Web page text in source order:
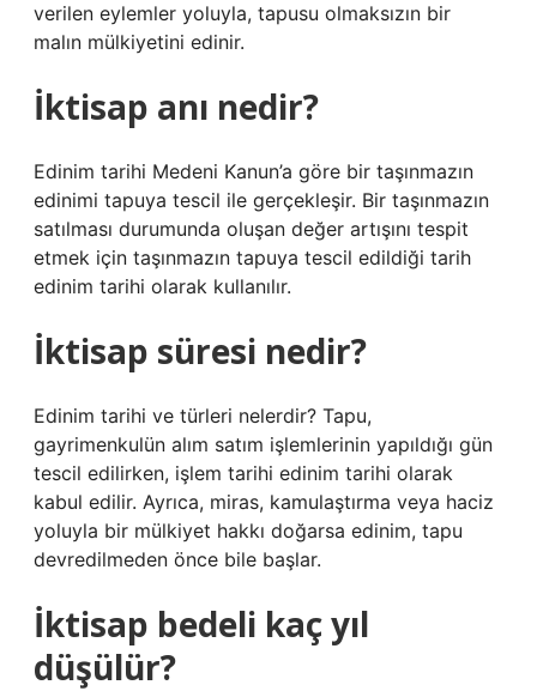
verilen eylemler yoluyla, tapusu olmaksızın bir
malın mülkiyetini edinir.
İktisap anı nedir?
Edinim tarihi Medeni Kanun’a göre bir taşınmazın
edinimi tapuya tescil ile gerçekleşir. Bir taşınmazın
satılması durumunda oluşan değer artışını tespit
etmek için taşınmazın tapuya tescil edildiği tarih
edinim tarihi olarak kullanılır.
İktisap süresi nedir?
Edinim tarihi ve türleri nelerdir? Tapu,
gayrimenkulün alım satım işlemlerinin yapıldığı gün
tescil edilirken, işlem tarihi edinim tarihi olarak
kabul edilir. Ayrıca, miras, kamulaştırma veya haciz
yoluyla bir mülkiyet hakkı doğarsa edinim, tapu
devredilmeden önce bile başlar.
İktisap bedeli kaç yıl
düşülür?